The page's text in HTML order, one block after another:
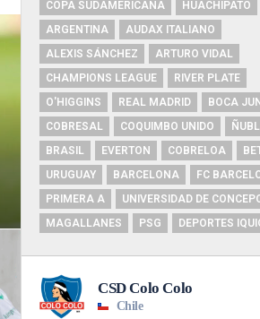
COPA SUDAMERICANA
HUACHIPATO
ARGENTINA
AUDAX ITALIANO
ALEXIS SÁNCHEZ
ARTURO VIDAL
CHAMPIONS LEAGUE
RIVER PLATE
O'HIGGINS
REAL MADRID
BOCA
COBRESAL
COQUIMBO UNIDO
BRASIL
EVERTON COBRELOA
URUGUAY
BARCELONA
FC
PRIMERA A
UNIVERSIDAD DE
MAGALLANES
PSG DEPORTES